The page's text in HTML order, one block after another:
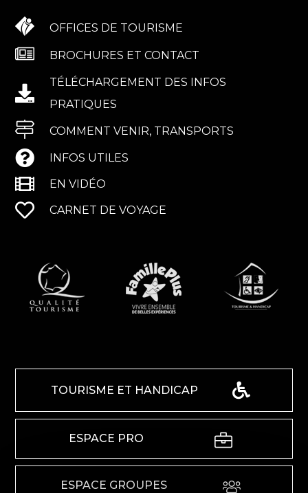
OFFICES DE TOURISME
BROCHURES ET CONTACT
TÉLÉCHARGEMENT DES INFOS
PRATIQUES
COMMENT VENIR, TRANSPORTS
INFOS UTILES
EN VIDÉO
CARNET DE VOYAGE
TOURISME ET HANDICAP
ESPACE PRO
ESPACE GROUPES